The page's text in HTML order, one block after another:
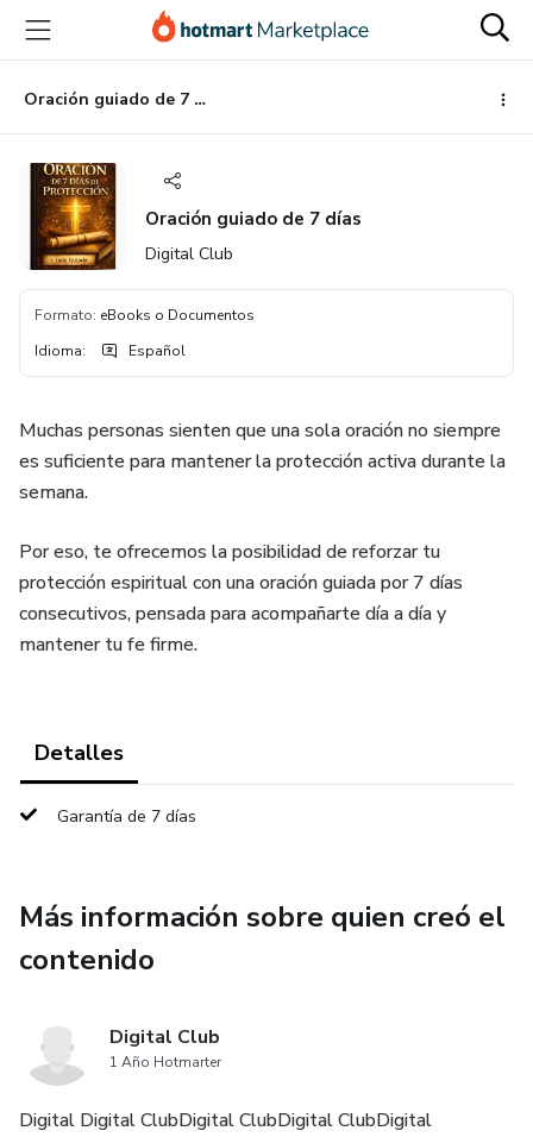
principal
página
de
página
Oración guiado de 7 días
Oración guiado de 7 días
Digital Club
Formato: eBooks o Documentos
Idioma: Español
Muchas personas sienten que una sola oración no siempre
es suficiente para mantener la protección activa durante la
semana.
Por eso, te ofrecemos la posibilidad de reforzar tu
protección espiritual con una oración guiada por 7 días
consecutivos, pensada para acompañarte día a día y
mantener tu fe firme.
Detalles
Garantía de 7 días
Más información sobre quien creó el
contenido
Digital Club
1 Año Hotmarter
Digital Digital ClubDigital ClubDigital ClubDigital